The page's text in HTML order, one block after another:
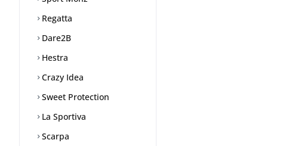
Regatta
Dare2B
Hestra
Crazy Idea
Sweet Protection
La Sportiva
Scarpa